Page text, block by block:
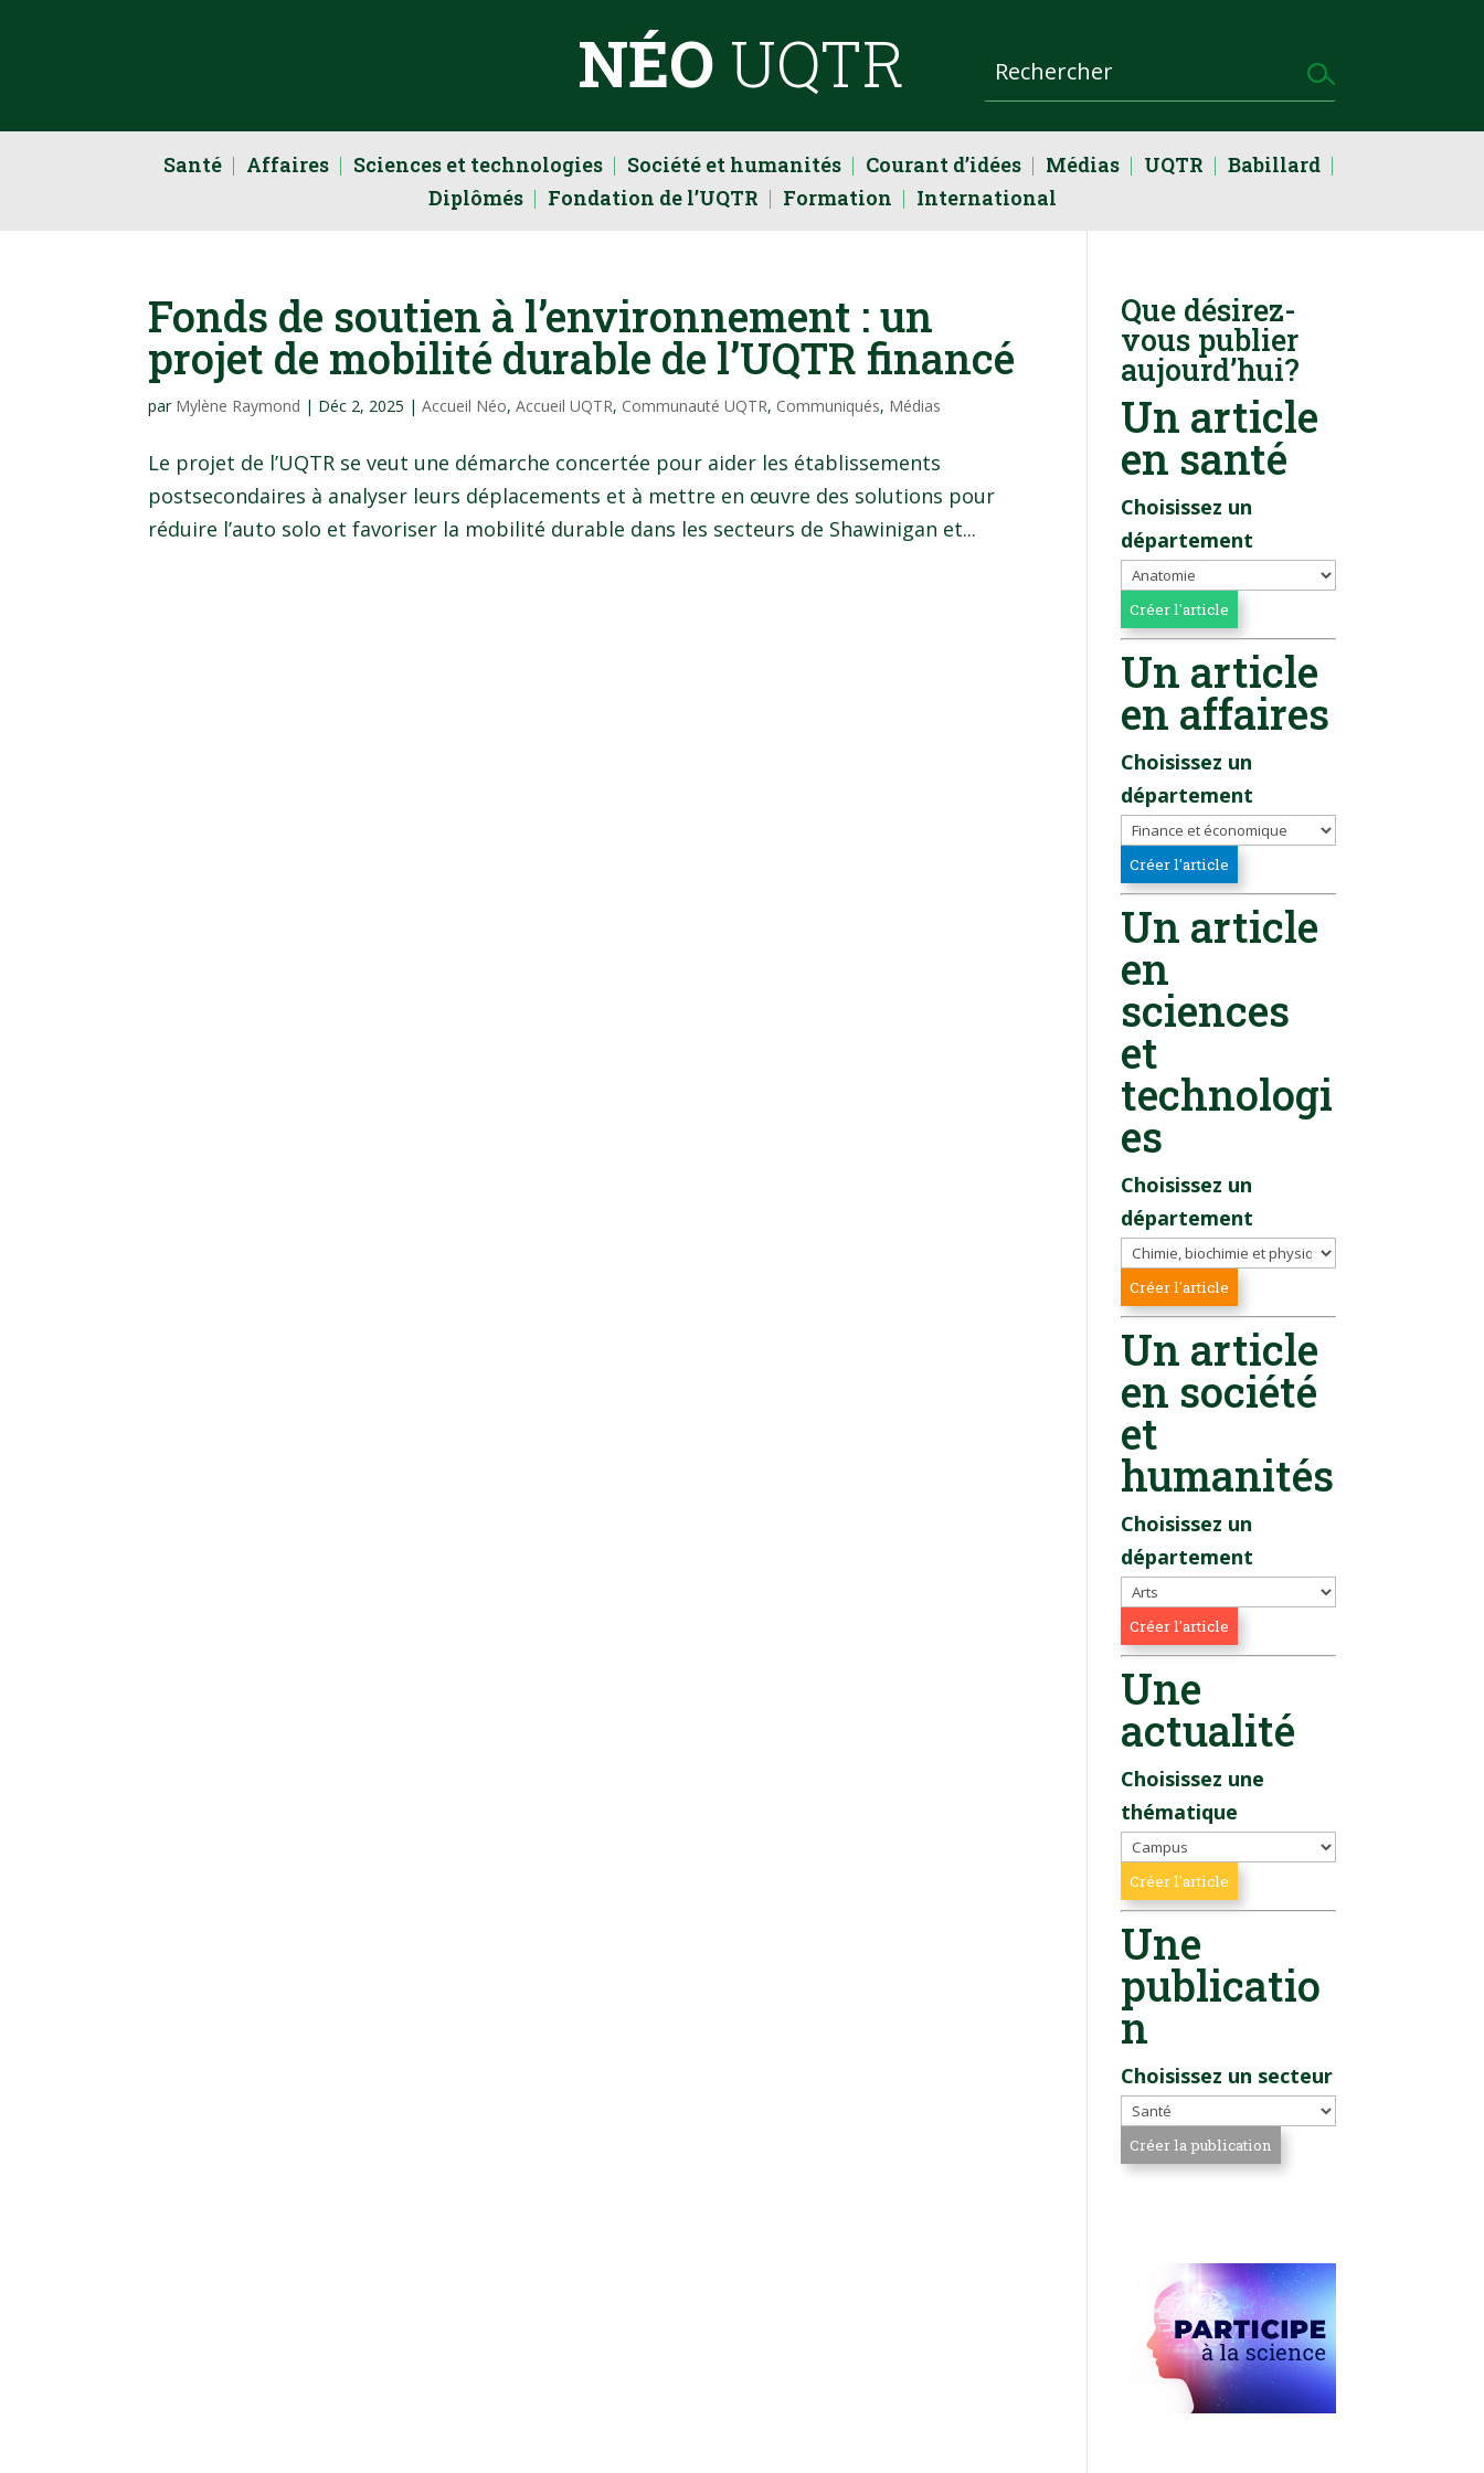
NÉO UQTR
Santé Affaires Sciences et technologies Société et humanités Courant d’idées Médias UQTR
Babillard
Diplômés
Fondation de l’UQTR Formation International
Fonds de soutien à l’environnement : un
projet de mobilité durable de l’UQTR financé
par Mylène Raymond | Déc 2, 2025 |Accueil Néo,Accueil UQTR, Communauté UQTR, Communiqués, Médias
Le projet de l’UQTR se veut une démarche concertée pour aider les établissements
postsecondaires à analyser leurs déplacements et à mettre en œuvre des solutions pour
réduire l’auto solo et favoriser la mobilité durable dans les secteurs de Shawinigan et...
Que désirez-
vous publier
aujourd’hui?
Un article
en santé
Choisissez un
département
Un article
en affaires
Choisissez un
département
Un article
en
sciences
et
technologi
es
Choisissez un
département
Un article
en société
et
humanités
Choisissez un
département
Une
actualité
Choisissez une
thématique
Une
publicatio
n
Choisissez un secteur